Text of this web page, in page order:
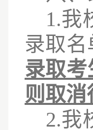
1.我
录取
录取
则取消
2.我